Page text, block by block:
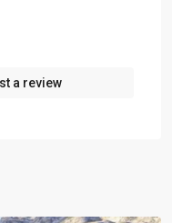
a review